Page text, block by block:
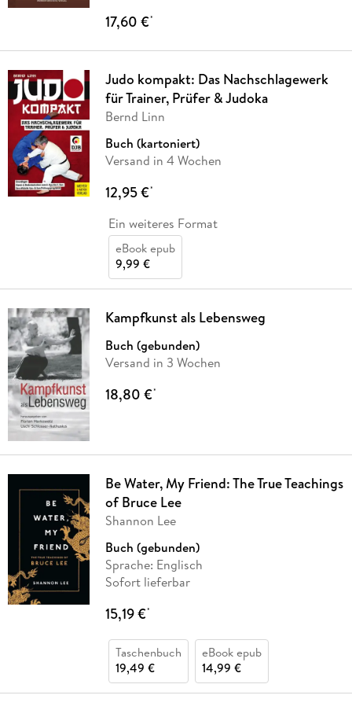
17,60 €*
Judo kompakt: Das Nachschlagewerk
für Trainer, Prüfer & Judoka
Bernd Linn
Buch (kartoniert)
Versand in 4 Wochen
12,95 €*
Ein weiteres Format
eBook epub
9,99 €
Kampfkunst als Lebensweg
Buch (gebunden)
Versand in 3 Wochen
18,80 €*
Be Water, My Friend: The True Teachings
of Bruce Lee
Shannon Lee
Buch (gebunden)
Sprache: Englisch
Sofort lieferbar
15,19 €*
Taschenbuch
19,49 €
eBook epub
14,99 €